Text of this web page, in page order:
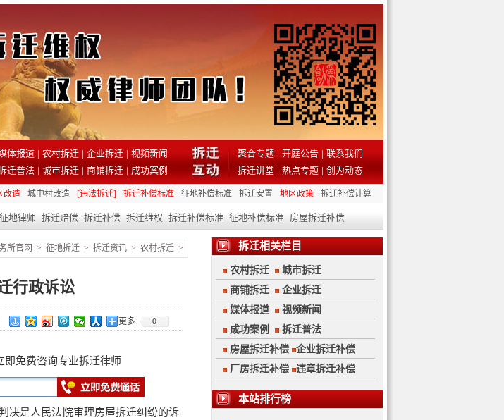
体报道 | 农村拆迁 | 企业拆迁 | 视频新闻
迁普法 | 城市拆迁 | 商铺拆迁 | 成功案例
聚合专题 | 开庭公告 | 联系我们
拆迁讲堂 | 热点专题 | 创为动态
改造 城中村改造 [违法拆迁] 拆迁补偿标准 征地补偿标准 拆迁安置 地区政策 拆迁补偿计算
征地律师 拆迁赔偿 拆迁补偿 拆迁维权 拆迁补偿标准 征地补偿标准 房屋拆迁补偿
所官网 > 征地拆迁 > 拆迁资讯 > 农村拆迁 >
行政诉讼
更多 0
即免费咨询专业拆迁律师
决是人民法院审理房屋拆迁纠纷的诉
拆迁相关栏目
农村拆迁
城市拆迁
商铺拆迁
企业拆迁
媒体报道
视频新闻
成功案例
拆迁普法
房屋拆迁补偿
企业拆迁补偿
厂房拆迁补偿
违章拆迁补偿
本站排行榜